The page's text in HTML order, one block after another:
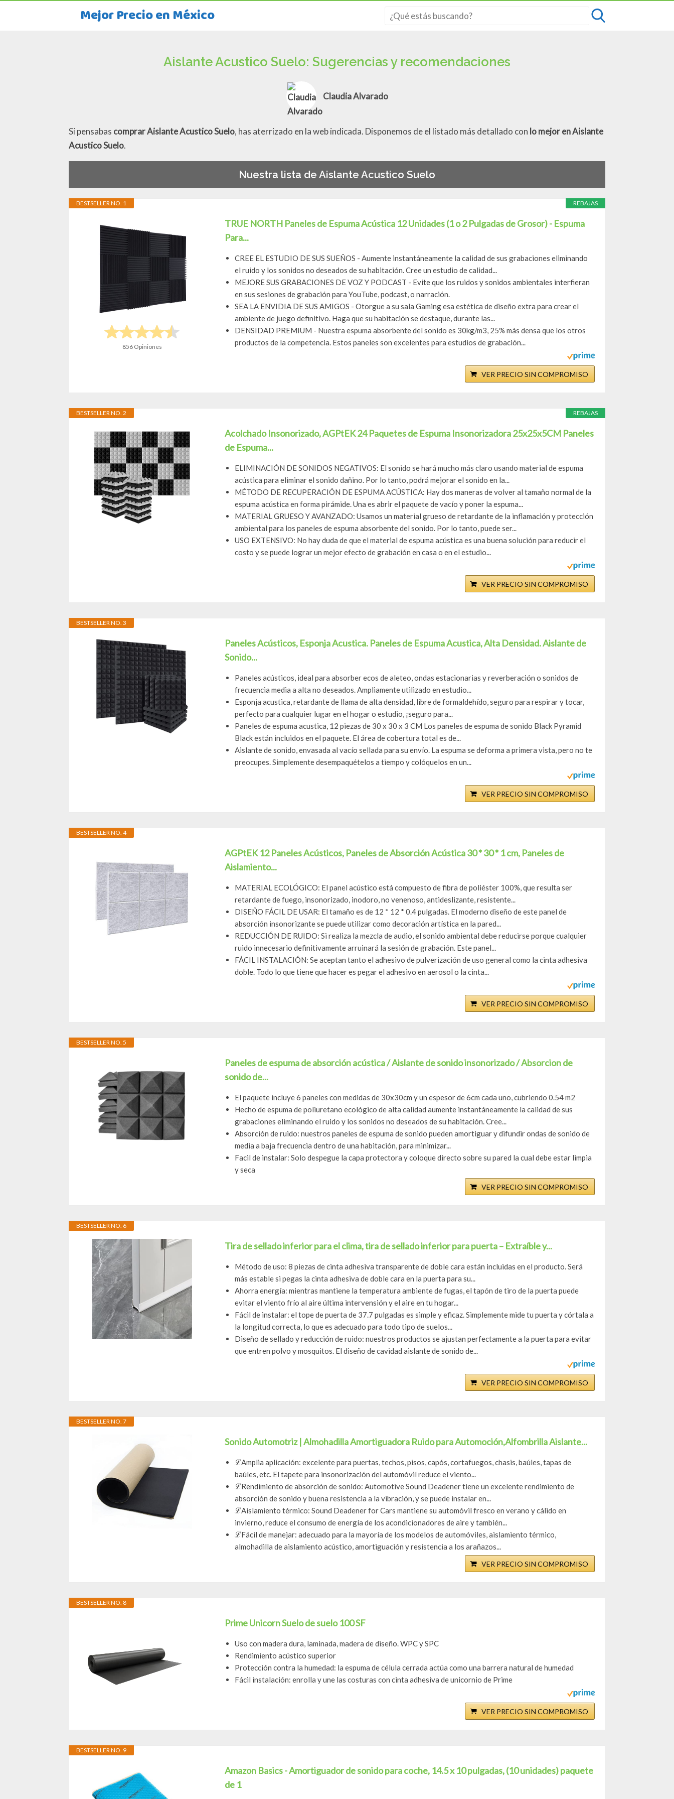
Mejor Precio en México
Aislante Acustico Suelo: Sugerencias y recomendaciones
Claudia Alvarado
Si pensabas comprar Aislante Acustico Suelo, has aterrizado en la web indicada. Disponemos de el listado más detallado con lo mejor en Aislante
Acustico Suelo.
Nuestra lista de Aislante Acustico Suelo
REBAJAS
BESTSELLER NO. 1
856 Opiniones
TRUE NORTH Paneles de Espuma Acústica 12 Unidades (1 o 2 Pulgadas de Grosor) - Espuma
Para...
CREE EL ESTUDIO DE SUS SUEÑOS - Aumente instantáneamente la calidad de sus grabaciones eliminando
el ruido y los sonidos no deseados de su habitación. Cree un estudio de calidad...
MEJORE SUS GRABACIONES DE VOZ Y PODCAST - Evite que los ruidos y sonidos ambientales interfieran
en sus sesiones de grabación para YouTube, podcast, o narración.
SEA LA ENVIDIA DE SUS AMIGOS - Otorgue a su sala Gaming esa estética de diseño extra para crear el
ambiente de juego definitivo. Haga que su habitación se destaque, durante las...
DENSIDAD PREMIUM - Nuestra espuma absorbente del sonido es 30kg/m3, 25% más densa que los otros
productos de la competencia. Estos paneles son excelentes para estudios de grabación...
VER PRECIO SIN COMPROMISO
REBAJAS
BESTSELLER NO. 2
Acolchado Insonorizado, AGPtEK 24 Paquetes de Espuma Insonorizadora 25x25x5CM Paneles
de Espuma...
ELIMINACIÓN DE SONIDOS NEGATIVOS: El sonido se hará mucho más claro usando material de espuma
acústica para eliminar el sonido dañino. Por lo tanto, podrá mejorar el sonido en la...
MÉTODO DE RECUPERACIÓN DE ESPUMA ACÚSTICA: Hay dos maneras de volver al tamaño normal de la
espuma acústica en forma pirámide. Una es abrir el paquete de vacío y poner la espuma...
MATERIAL GRUESO Y AVANZADO: Usamos un material grueso de retardante de la inflamación y protección
ambiental para los paneles de espuma absorbente del sonido. Por lo tanto, puede ser...
USO EXTENSIVO: No hay duda de que el material de espuma acústica es una buena solución para reducir el
costo y se puede lograr un mejor efecto de grabación en casa o en el estudio...
VER PRECIO SIN COMPROMISO
BESTSELLER NO. 3
Paneles Acústicos, Esponja Acustica. Paneles de Espuma Acustica, Alta Densidad. Aislante de
Sonido...
Paneles acústicos, ideal para absorber ecos de aleteo, ondas estacionarias y reverberación o sonidos de
frecuencia media a alta no deseados. Ampliamente utilizado en estudio...
Esponja acustica, retardante de llama de alta densidad, libre de formaldehído, seguro para respirar y tocar,
perfecto para cualquier lugar en el hogar o estudio, ¡seguro para...
Paneles de espuma acustica, 12 piezas de 30 x 30 x 3 CM Los paneles de espuma de sonido Black Pyramid
Black están incluidos en el paquete. El área de cobertura total es de...
Aislante de sonido, envasada al vacío sellada para su envío. La espuma se deforma a primera vista, pero no te
preocupes. Simplemente desempaquételos a tiempo y colóquelos en un...
VER PRECIO SIN COMPROMISO
BESTSELLER NO. 4
AGPtEK 12 Paneles Acústicos, Paneles de Absorción Acústica 30 * 30 * 1 cm, Paneles de
Aislamiento...
MATERIAL ECOLÓGICO: El panel acústico está compuesto de fibra de poliéster 100%, que resulta ser
retardante de fuego, insonorizado, inodoro, no venenoso, antideslizante, resistente...
DISEÑO FÁCIL DE USAR: El tamaño es de 12 * 12 * 0.4 pulgadas. El moderno diseño de este panel de
absorción insonorizante se puede utilizar como decoración artística en la pared...
REDUCCIÓN DE RUIDO: Si realiza la mezcla de audio, el sonido ambiental debe reducirse porque cualquier
ruido innecesario definitivamente arruinará la sesión de grabación. Este panel...
FÁCIL INSTALACIÓN: Se aceptan tanto el adhesivo de pulverización de uso general como la cinta adhesiva
doble. Todo lo que tiene que hacer es pegar el adhesivo en aerosol o la cinta...
VER PRECIO SIN COMPROMISO
BESTSELLER NO. 5
Paneles de espuma de absorción acústica / Aislante de sonido insonorizado / Absorcion de
sonido de...
El paquete incluye 6 paneles con medidas de 30x30cm y un espesor de 6cm cada uno, cubriendo 0.54 m2
Hecho de espuma de poliuretano ecológico de alta calidad aumente instantáneamente la calidad de sus
grabaciones eliminando el ruido y los sonidos no deseados de su habitación. Cree...
Absorción de ruido: nuestros paneles de espuma de sonido pueden amortiguar y difundir ondas de sonido de
media a baja frecuencia dentro de una habitación, para minimizar...
Facil de instalar: Solo despegue la capa protectora y coloque directo sobre su pared la cual debe estar limpia
y seca
VER PRECIO SIN COMPROMISO
BESTSELLER NO. 6
Tira de sellado inferior para el clima, tira de sellado inferior para puerta – Extraíble y...
Método de uso: 8 piezas de cinta adhesiva transparente de doble cara están incluidas en el producto. Será
más estable si pegas la cinta adhesiva de doble cara en la puerta para su...
Ahorra energía: mientras mantiene la temperatura ambiente de fugas, el tapón de tiro de la puerta puede
evitar el viento frío al aire última intervensión y el aire en tu hogar...
Fácil de instalar: el tope de puerta de 37.7 pulgadas es simple y eficaz. Simplemente mide tu puerta y córtala a
la longitud correcta, lo que es adecuado para todo tipo de suelos...
Diseño de sellado y reducción de ruido: nuestros productos se ajustan perfectamente a la puerta para evitar
que entren polvo y mosquitos. El diseño de cavidad aislante de sonido de...
VER PRECIO SIN COMPROMISO
BESTSELLER NO. 7
Sonido Automotriz | Almohadilla Amortiguadora Ruido para Automoción,Alfombrilla Aislante...
ℒAmplia aplicación: excelente para puertas, techos, pisos, capós, cortafuegos, chasis, baúles, tapas de
baúles, etc. El tapete para insonorización del automóvil reduce el viento...
ℒRendimiento de absorción de sonido: Automotive Sound Deadener tiene un excelente rendimiento de
absorción de sonido y buena resistencia a la vibración, y se puede instalar en...
ℒAislamiento térmico: Sound Deadener for Cars mantiene su automóvil fresco en verano y cálido en
invierno, reduce el consumo de energía de los acondicionadores de aire y también...
ℒFácil de manejar: adecuado para la mayoría de los modelos de automóviles, aislamiento térmico,
almohadilla de aislamiento acústico, amortiguación y resistencia a los arañazos...
VER PRECIO SIN COMPROMISO
BESTSELLER NO. 8
Prime Unicorn Suelo de suelo 100 SF
Uso con madera dura, laminada, madera de diseño. WPC y SPC
Rendimiento acústico superior
Protección contra la humedad: la espuma de célula cerrada actúa como una barrera natural de humedad
Fácil instalación: enrolla y une las costuras con cinta adhesiva de unicornio de Prime
VER PRECIO SIN COMPROMISO
BESTSELLER NO. 9
Amazon Basics - Amortiguador de sonido para coche, 14.5 x 10 pulgadas, (10 unidades) paquete
de 1